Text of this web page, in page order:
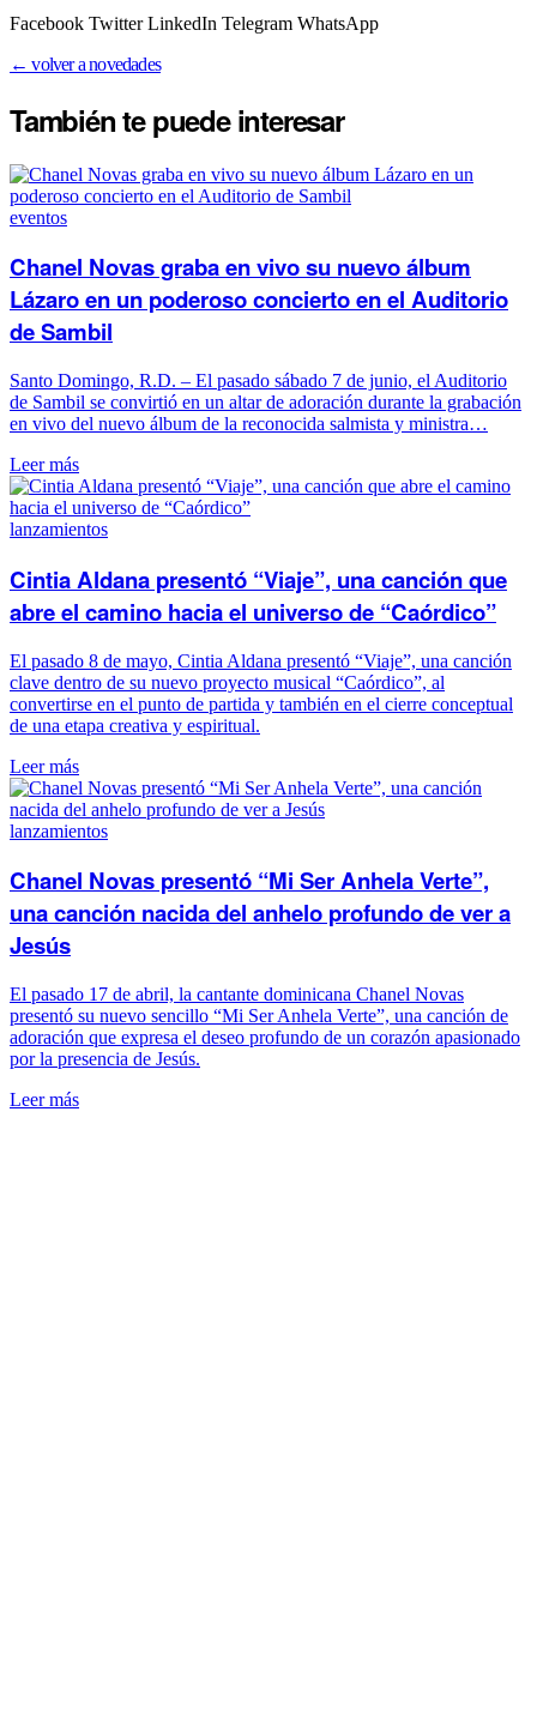
Facebook Twitter LinkedIn Telegram WhatsApp
← volver a novedades
También te puedeinteresar
eventos
Chanel Novas graba en vivo su nuevo álbum
Lázaro en un poderoso concierto en el Auditorio
de Sambil
Santo Domingo, R.D. – El pasado sábado 7 de junio, el Auditorio
de Sambil se convirtió en un altar de adoración durante la grabación
en vivo del nuevo álbum de la reconocida salmista y ministra…
Leer más
lanzamientos
Cintia Aldana presentó “Viaje”, una canción que
abre el camino hacia el universo de “Caórdico”
El pasado 8 de mayo, Cintia Aldana presentó “Viaje”, una canción
clave dentro de su nuevo proyecto musical “Caórdico”, al
convertirse en el punto de partida y también en el cierre conceptual
de una etapa creativa y espiritual.
Leer más
lanzamientos
Chanel Novas presentó “Mi Ser Anhela Verte”,
una canción nacida del anhelo profundo de ver a
Jesús
El pasado 17 de abril, la cantante dominicana Chanel Novas
presentó su nuevo sencillo “Mi Ser Anhela Verte”, una canción de
adoración que expresa el deseo profundo de un corazón apasionado
por la presencia de Jesús.
Leer más